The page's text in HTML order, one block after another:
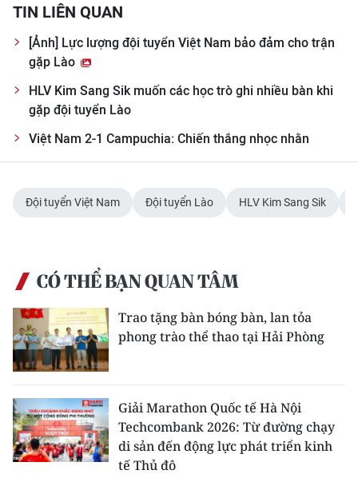
NHÂN DÂN HẰNG THÁNG
MUA BÁO
ĐỌC BÁO IN
ENGLISH
ESPAÑOL
한국어
TIN LIÊN QUAN
[Ảnh] Lực lượng đội tuyển Việt Nam bảo đảm cho trận
gặp Lào
HLV Kim Sang Sik muốn các học trò ghi nhiều bàn khi
gặp đội tuyển Lào
Việt Nam 2-1 Campuchia: Chiến thắng nhọc nhằn
Đội tuyển Việt Nam Đội tuyển Lào HLV Kim Sang Sik
CÓ THỂ BẠN QUAN TÂM
Trao tặng bàn bóng bàn, lan tỏa
phong trào thể thao tại Hải Phòng
Giải Marathon Quốc tế Hà Nội
Techcombank 2026: Từ đường chạy
di sản đến động lực phát triển kinh
tế Thủ đô